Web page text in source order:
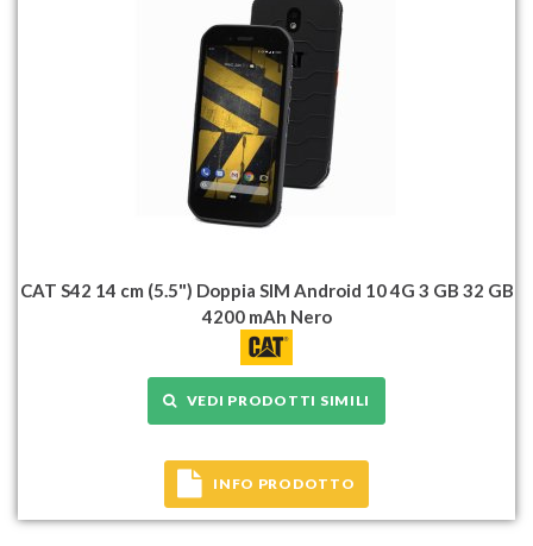
CAT S42 14 cm (5.5") Doppia SIM Android 10 4G 3 GB 32 GB
4200 mAh Nero
VEDI PRODOTTI SIMILI
INFO PRODOTTO